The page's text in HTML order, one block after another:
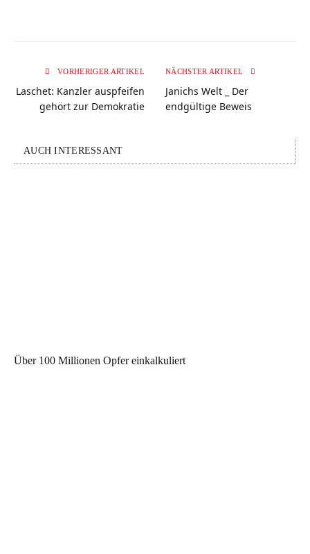
VORHERIGER ARTIKEL
Laschet: Kanzler auspfeifen
gehört zur Demokratie
NÄCHSTER ARTIKEL
Janichs Welt _ Der
endgültige Beweis
AUCH INTERESSANT
Über 100 Millionen Opfer einkalkuliert